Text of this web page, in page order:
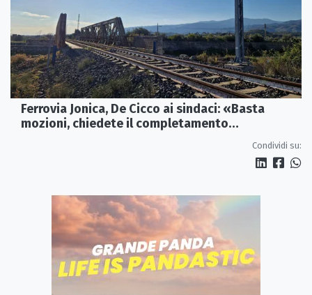
Ferrovia Jonica, De Cicco ai sindaci: «Basta
mozioni, chiedete il completamento
Condividi su: